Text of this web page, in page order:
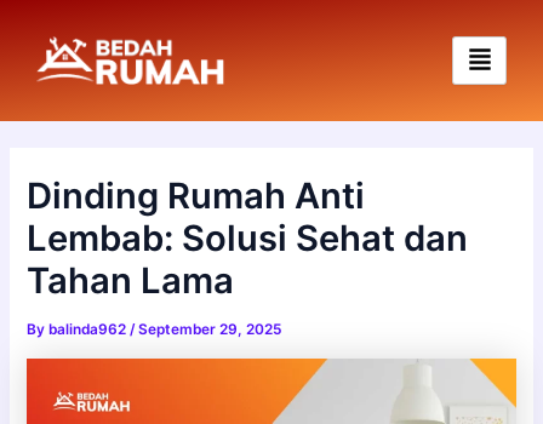
content
Dinding Rumah Anti
Lembab: Solusi Sehat dan
Tahan Lama
Bybalinda962 /September 29, 2025